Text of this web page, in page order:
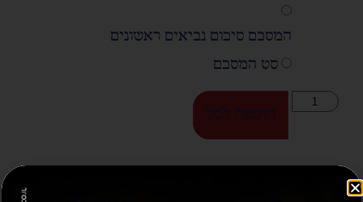
המסכם סיכום נביאים ראשונים
סט המסכם
הוספה לסל